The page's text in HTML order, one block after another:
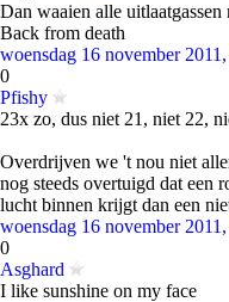
Dan waaien alle uitlaatgassen
Back from death
woensdag 16 november
0
Pfishy
23x zo, dus niet 21, niet 22,
Overdrijven we 't nou niet
nog steeds overtuigd dat een
lucht binnen krijgt dan een
woensdag 16 november
0
Asghard
I like sunshine on my face